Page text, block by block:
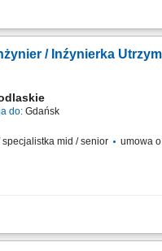
odpowiadać za
Twoje obowiązki będą
i ich konsekwentne
/ Inźynierka
do: Gdańsk
mid / senior umowa
awarii i wdrażanie